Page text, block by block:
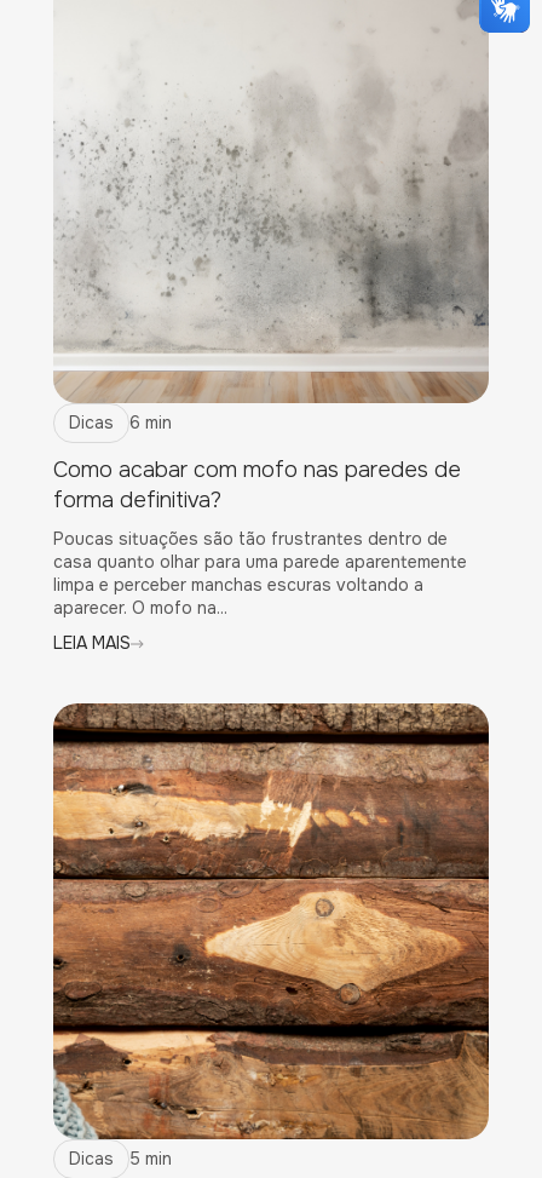
Dicas 6 min
Como acabar com mofo nas paredes de
forma definitiva?
Poucas situações são tão frustrantes dentro de
casa quanto olhar para uma parede aparentemente
limpa e perceber manchas escuras voltando a
aparecer. O mofo na...
LEIA MAIS
Dicas 5 min